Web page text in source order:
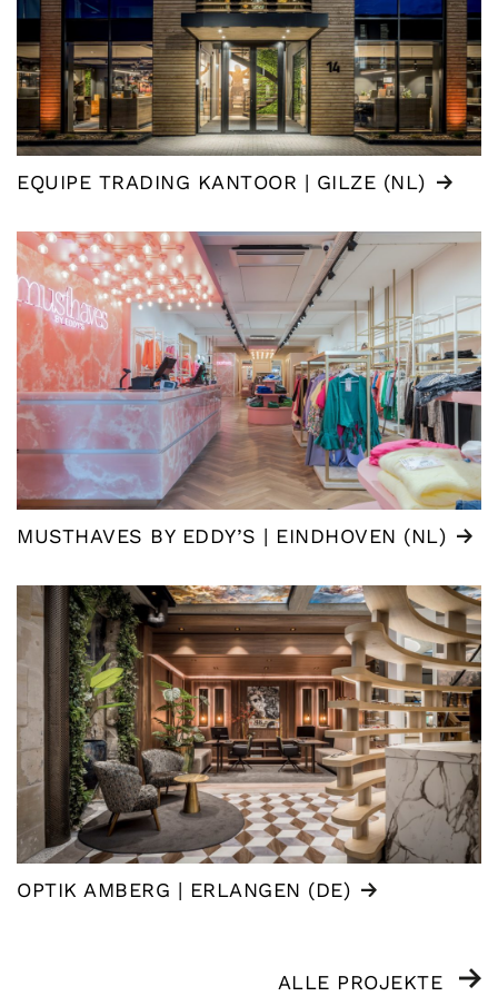
EQUIPE TRADING KANTOOR | GILZE (NL)
MUSTHAVES BY EDDY’S | EINDHOVEN (NL)
OPTIK AMBERG | ERLANGEN (DE)
ALLE PROJEKTE